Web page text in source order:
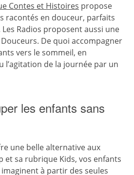
Contes et Histoires propose
racontés en douceur, parfaits
Radios proposent aussi une
De quoi accompagner
vers le sommeil, en
l’agitation de la journée par un
les enfants sans
une belle alternative aux
et sa rubrique Kids, vos enfants
à partir des seules